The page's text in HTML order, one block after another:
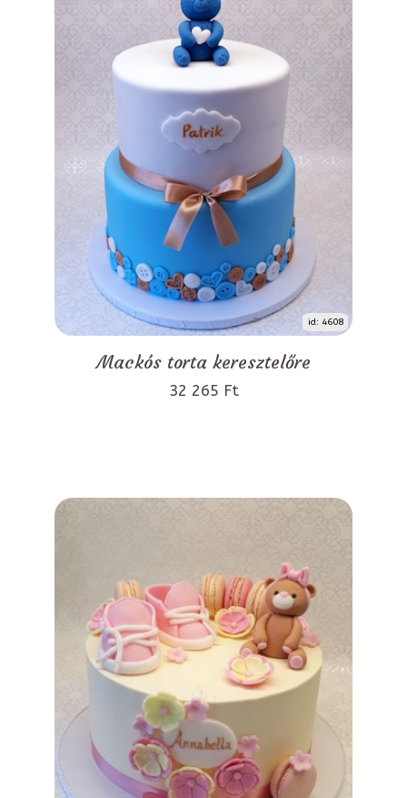
id: 4608
Mackós torta keresztelőre
32 265 Ft